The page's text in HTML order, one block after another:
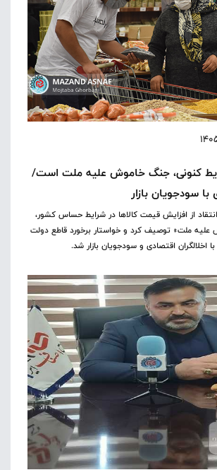
کنونی، جنگ خاموش علیه ملت است/
سودجویان بازار
از افزایش قیمت کالاها در شرایط حساس کشور،
علیه ملت» توصیف کرد و خواستار برخورد قاطع دولت
اخلالگران اقتصادی و سودجویان بازار شد.